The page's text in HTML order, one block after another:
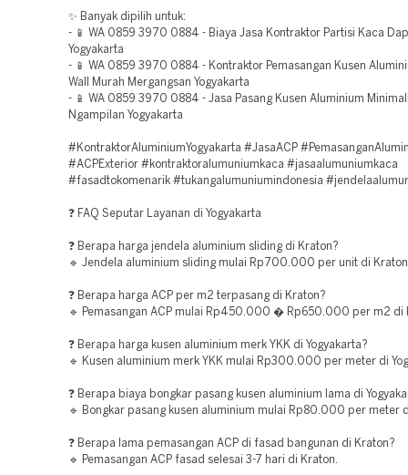
✨ Banyak dipilih untuk:
- 📱 WA 0859 3970 0884 - Biaya Jasa Kontraktor Partisi Kaca
Yogyakarta
- 📱 WA 0859 3970 0884 - Kontraktor Pemasangan Kusen
Wall Murah Mergangsan Yogyakarta
- 📱 WA 0859 3970 0884 - Jasa Pasang Kusen Aluminium
Ngampilan Yogyakarta
#KontraktorAluminiumYogyakarta #JasaACP
#ACPExterior #kontraktoralumuniumkaca #jasaalumuniumkaca
#fasadtokomenarik #tukangalumuniumindonesia
❓ FAQ Seputar Layanan di Yogyakarta
❓ Berapa harga jendela aluminium sliding di Kraton?
🔹 Jendela aluminium sliding mulai Rp700.000 per unit di
❓ Berapa harga ACP per m2 terpasang di Kraton?
🔹 Pemasangan ACP mulai Rp450.000 � Rp650.000 per m2 di
❓ Berapa harga kusen aluminium merk YKK di Yogyakarta?
🔹 Kusen aluminium merk YKK mulai Rp300.000 per meter di
❓ Berapa biaya bongkar pasang kusen aluminium lama di
🔹 Bongkar pasang kusen aluminium mulai Rp80.000 per meter
❓ Berapa lama pemasangan ACP di fasad bangunan di Kraton?
🔹 Pemasangan ACP fasad selesai 3-7 hari di Kraton.